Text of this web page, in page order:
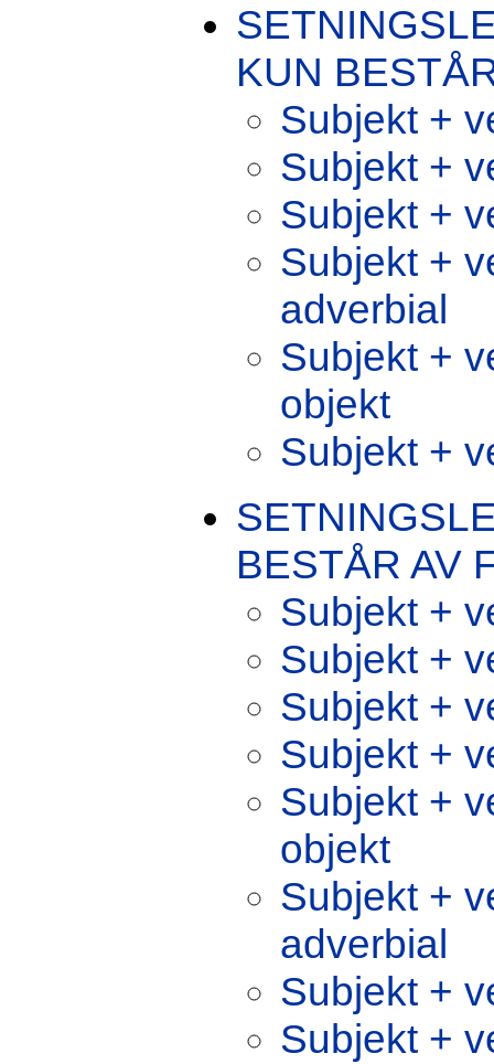
KUN
Subjekt +
Subjekt +
Subjekt +
Subjekt +
adverbial
Subjekt +
objekt
Subjekt +
BESTÅR AV
Subjekt +
Subjekt +
Subjekt +
Subjekt +
Subjekt +
objekt
Subjekt +
adverbial
Subjekt +
Subjekt +